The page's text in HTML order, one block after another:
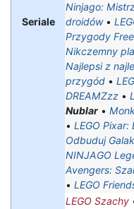
Seriale
Ninjago:
droidów•
Przygody
Nikczemny
Najlepsi z
przygód‎ •
DREAMZzz •
Nublar •
• LEGO Pixar:
Odbuduj
NINJAGO
Avengers:
• LEGO
LEGO Szachy